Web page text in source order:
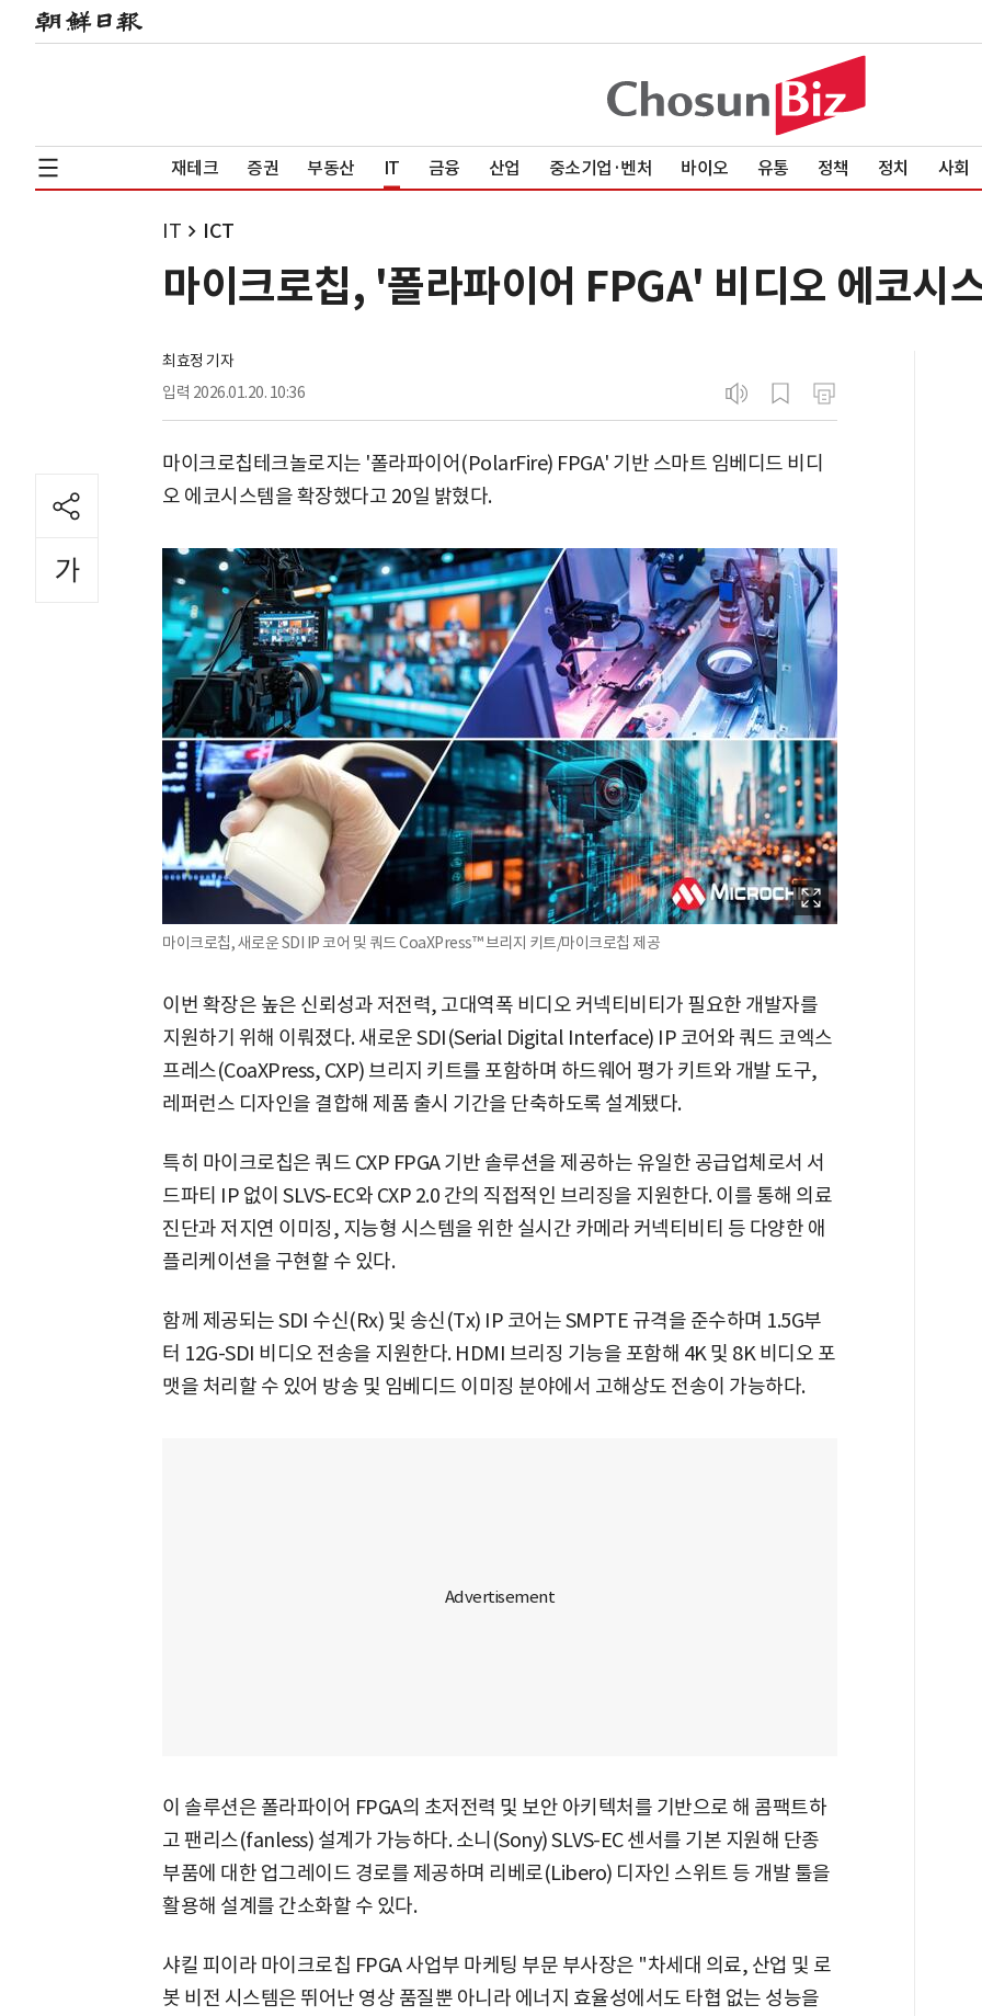
재테크 증권 부동산 IT 금융 산업 중소기업·벤처 바이오 유통 정책 정치 사회
IT ICT
마이크로칩, '폴라파이어 FPGA' 비디오 에코시
최효정 기자
입력 2026.01.20. 10:36
마이크로칩테크놀로지는 '폴라파이어(PolarFire) FPGA' 기반 스마트 임베디드 비디
오 에코시스템을 확장했다고 20일 밝혔다.
마이크로칩, 새로운 SDI IP 코어 및 쿼드 CoaXPress™ 브리지 키트/마이크로칩 제공
이번 확장은 높은 신뢰성과 저전력, 고대역폭 비디오 커넥티비티가 필요한 개발자를
지원하기 위해 이뤄졌다. 새로운 SDI(Serial Digital Interface) IP 코어와 쿼드 코엑스
프레스(CoaXPress, CXP) 브리지 키트를 포함하며 하드웨어 평가 키트와 개발 도구,
레퍼런스 디자인을 결합해 제품 출시 기간을 단축하도록 설계됐다.
특히 마이크로칩은 쿼드 CXP FPGA 기반 솔루션을 제공하는 유일한 공급업체로서 서
드파티 IP 없이 SLVS-EC와 CXP 2.0 간의 직접적인 브리징을 지원한다. 이를 통해 의료
진단과 저지연 이미징, 지능형 시스템을 위한 실시간 카메라 커넥티비티 등 다양한 애
플리케이션을 구현할 수 있다.
함께 제공되는 SDI 수신(Rx) 및 송신(Tx) IP 코어는 SMPTE 규격을 준수하며 1.5G부
터 12G-SDI 비디오 전송을 지원한다. HDMI 브리징 기능을 포함해 4K 및 8K 비디오 포
맷을 처리할 수 있어 방송 및 임베디드 이미징 분야에서 고해상도 전송이 가능하다.
이 솔루션은 폴라파이어 FPGA의 초저전력 및 보안 아키텍처를 기반으로 해 콤팩트하
고 팬리스(fanless) 설계가 가능하다. 소니(Sony) SLVS-EC 센서를 기본 지원해 단종
부품에 대한 업그레이드 경로를 제공하며 리베로(Libero) 디자인 스위트 등 개발 툴을
활용해 설계를 간소화할 수 있다.
샤킬 피이라 마이크로칩 FPGA 사업부 마케팅 부문 부사장은 "차세대 의료, 산업 및 로
봇 비전 시스템은 뛰어난 영상 품질뿐 아니라 에너지 효율성에서도 타협 없는 성능을